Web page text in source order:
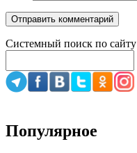
Системный поиск по сайту
Популярное